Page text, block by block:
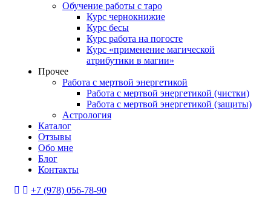
Обучение работы с таро
Курс чернокнижие
Курс бесы
Курс работа на погосте
Курс «применение магической
атрибутики в магии»
Прочее
Работа с мертвой энергетикой
Работа с мертвой энергетикой (чистки)
Работа с мертвой энергетикой (защиты)
Астрология
Каталог
Отзывы
Обо мне
Блог
Контакты
+7 (978) 056-78-90